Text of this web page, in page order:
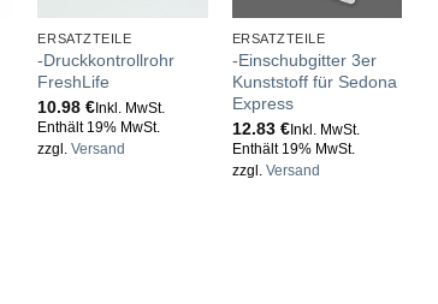
ERSATZTEILE
-Druckkontrollrohr
FreshLife
10.98€ Inkl. MwSt.
Enthält 19% MwSt.
zzgl.Versand
ERSATZTEILE
-Einschubgitter 3er
Kunststoff für Sedona
Express
12.83 €Inkl. MwSt.
Enthält 19% MwSt.
zzgl. Versand